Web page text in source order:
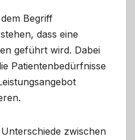
Begriff
dass eine
geführt wird. Dabei
Patientenbedürfnisse
zwischen